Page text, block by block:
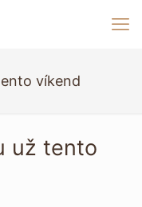
víkend
už tento